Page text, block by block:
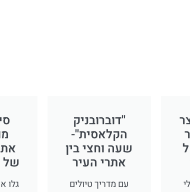
''דוברובניק
הקלאסית''-
שעה וחצי בין
אתרי העיר
עם מדריך טיולים
של
גלו